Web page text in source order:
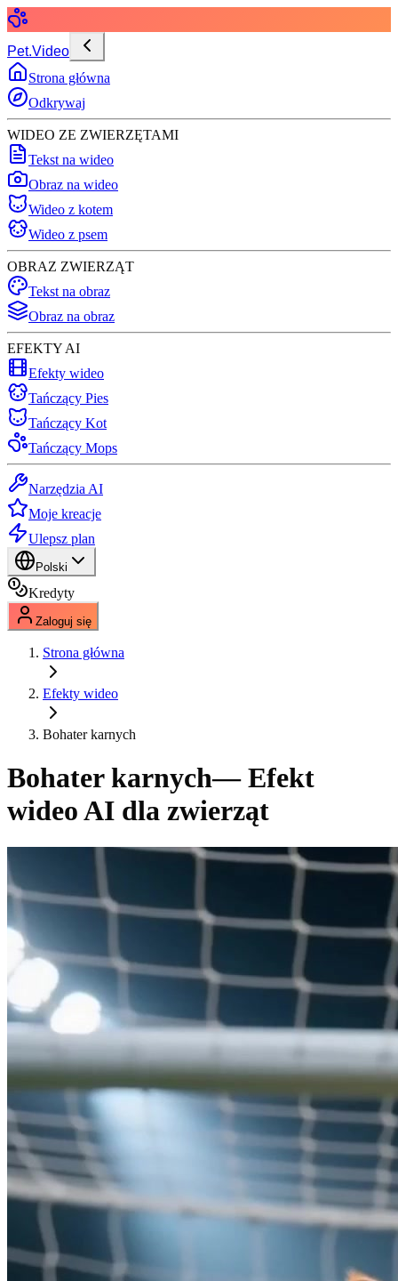
Pet.Video
Strona główna
Odkrywaj
WIDEO ZE ZWIERZĘTAMI
Tekst na wideo
Obraz na wideo
Wideo z kotem
Wideo z psem
OBRAZ ZWIERZĄT
Tekst na obraz
Obraz na obraz
EFEKTY AI
Efekty wideo
Tańczący Pies
Tańczący Kot
Tańczący Mops
Narzędzia AI
Moje kreacje
Ulepsz plan
Polski
Kredyty
Zaloguj się
Strona główna
Efekty wideo
Bohater karnych
Bohater karnych— Efekt
wideo AI dla zwierząt